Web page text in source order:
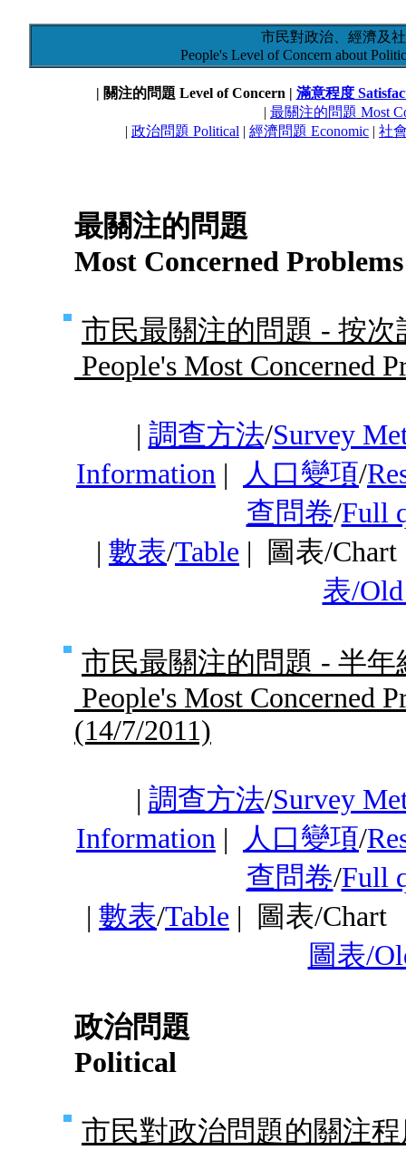
市民對政治、經濟及
People's Level of Concern about
| 關注的問題 Level of Concern | 滿意程度
| 最關注的問題 Most
| 政治問題 Political | 經濟問題 Economic | 社
最關注的問題
Most Concerned Problems
市民最關注的問題 - 按
People's Most Concerned
| 調查方法/Survey
Information | 人口變項/
查問卷/Full
| 數表/Table |
圖表/
表/
市民最關注的問題 - 半
People's Most Concerned
(14/7/2011)
| 調查方法/Survey
Information | 人口變項/
查問卷/Full
| 數表/Table |
圖表/
圖表/
政治問題
Political
市民對政治問題的關注